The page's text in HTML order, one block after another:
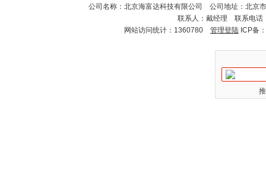
公司名称：北京海富达科技有限公司 公司地址：北京
联系人：戴经理 联系电
网站访问统计：1360780 管理登陆 ICP备：